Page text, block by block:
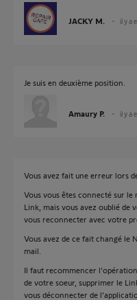
JACKY M. il y a
Je suis en deuxième position.
Amaury P. il y a
Vous avez fait une erreur lors
Vous vous êtes connecté sur
Link, mais vous avez oublié de
vous reconnecter avec votre
Vous avez de ce fait changé le
mail.
Il faut recommencer
de votre soeur, supprimer le
vous déconnecter de